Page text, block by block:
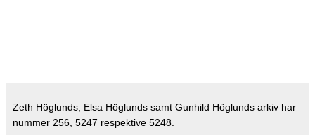
Zeth Höglunds, Elsa Höglunds samt Gunhild Höglunds arkiv har
nummer 256, 5247 respektive 5248.